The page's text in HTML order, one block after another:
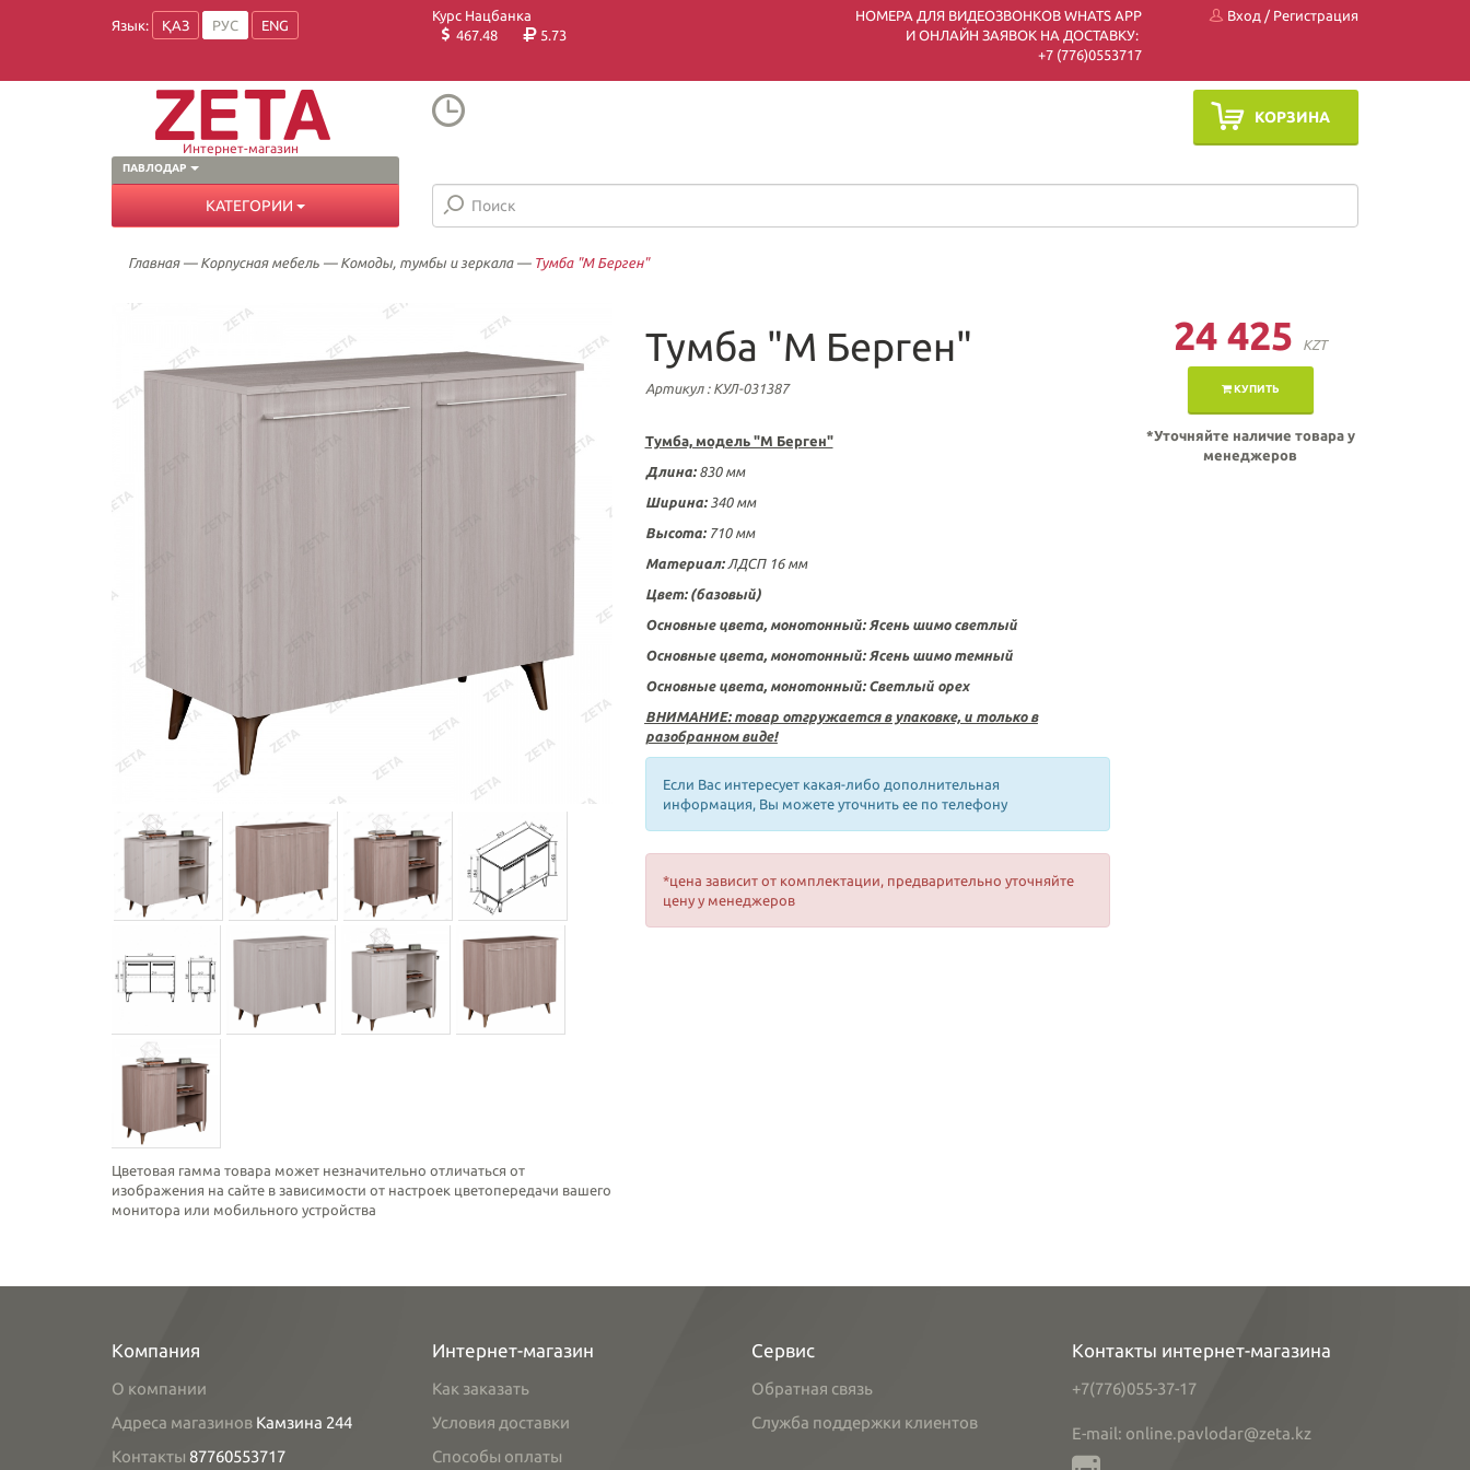
Язык: ҚАЗ РУС ENG
Курс Нацбанка
467.48
5.73
НОМЕРА ДЛЯ ВИДЕОЗВОНКОВ WHATS APP
И ОНЛАЙН ЗАЯВОК НА ДОСТАВКУ:
+7 (776)0553717
Вход / Регистрация
ПАВЛОДАР
Интернет-магазин
КОРЗИНА
КАТЕГОРИИ
Главная— Корпусная мебель — Комоды, тумбы и зеркала— Тумба "М Берген"
Цветовая гамма товара может незначительно отличаться от
изображения на сайте в зависимости от настроек цветопередачи вашего
монитора или мобильного устройства
24 425 KZT
КУПИТЬ
*Уточняйте наличие товара у
менеджеров
Тумба "М Берген"
Артикул: КУЛ-031387
Тумба, модель "М Берген"
Длина: 830 мм
Ширина: 340 мм
Высота: 710 мм
Материал: ЛДСП 16 мм
Цвет: (базовый)
Основные цвета, монотонный: Ясень шимо светлый
Основные цвета, монотонный: Ясень шимо темный
Основные цвета, монотонный: Светлый орех
ВНИМАНИЕ: товар отгружается в упаковке, и только в
разобранном виде!
Если Вас интересует какая-либо дополнительная
информация, Вы можете уточнить ее по телефону
*цена зависит от комплектации, предварительно уточняйте
цену у менеджеров
Компания
О компании
Адреса магазинов Камзина 244
Контакты 87760553717
Интернет-магазин
Как заказать
Условия доставки
Способы оплаты
Сервис
Обратная связь
Служба поддержки клиентов
Контакты интернет-магазина
+7(776)055-37-17
E-mail: online.pavlodar@zeta.kz